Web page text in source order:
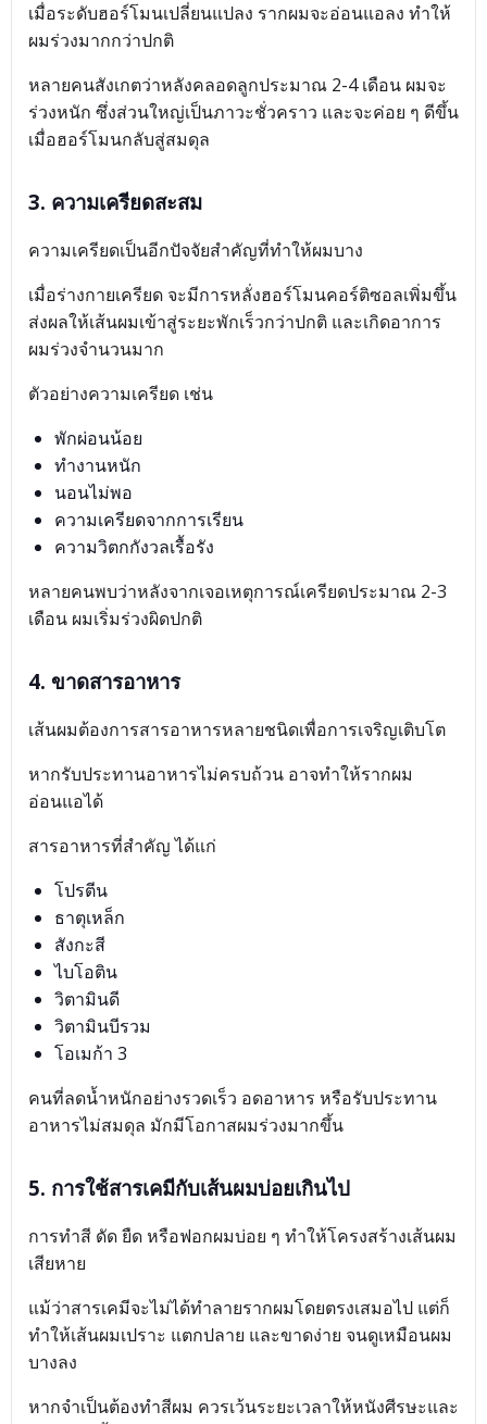
เมื่อระดับฮอร์โมนเปลี่ยนแปลง รากผมจะอ่อนแอลง ทำให้
ผมร่วงมากกว่าปกติ
หลายคนสังเกตว่าหลังคลอดลูกประมาณ 2-4 เดือน ผมจะ
ร่วงหนัก ซึ่งส่วนใหญ่เป็นภาวะชั่วคราว และจะค่อย ๆ ดีขึ้น
เมื่อฮอร์โมนกลับสู่สมดุล
3. ความเครียดสะสม
ความเครียดเป็นอีกปัจจัยสำคัญที่ทำให้ผมบาง
เมื่อร่างกายเครียด จะมีการหลั่งฮอร์โมนคอร์ติซอลเพิ่มขึ้น
ส่งผลให้เส้นผมเข้าสู่ระยะพักเร็วกว่าปกติ และเกิดอาการ
ผมร่วงจำนวนมาก
ตัวอย่างความเครียด เช่น
พักผ่อนน้อย
ทำงานหนัก
นอนไม่พอ
ความเครียดจากการเรียน
ความวิตกกังวลเรื้อรัง
หลายคนพบว่าหลังจากเจอเหตุการณ์เครียดประมาณ 2-3
เดือน ผมเริ่มร่วงผิดปกติ
4. ขาดสารอาหาร
เส้นผมต้องการสารอาหารหลายชนิดเพื่อการเจริญเติบโต
หากรับประทานอาหารไม่ครบถ้วน อาจทำให้รากผม
อ่อนแอได้
สารอาหารที่สำคัญ ได้แก่
โปรตีน
ธาตุเหล็ก
สังกะสี
ไบโอติน
วิตามินดี
วิตามินบีรวม
โอเมก้า 3
คนที่ลดน้ำหนักอย่างรวดเร็ว อดอาหาร หรือรับประทาน
อาหารไม่สมดุล มักมีโอกาสผมร่วงมากขึ้น
5. การใช้สารเคมีกับเส้นผมบ่อยเกินไป
การทำสี ดัด ยืด หรือฟอกผมบ่อย ๆ ทำให้โครงสร้างเส้นผม
เสียหาย
แม้ว่าสารเคมีจะไม่ได้ทำลายรากผมโดยตรงเสมอไป แต่ก็
ทำให้เส้นผมเปราะ แตกปลาย และขาดง่าย จนดูเหมือนผม
บางลง
หากจำเป็นต้องทำสีผม ควรเว้นระยะเวลาให้หนังศีรษะและ